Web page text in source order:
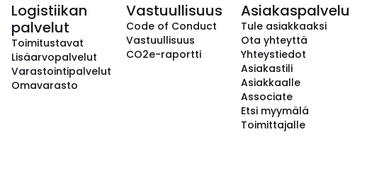
Logistiikan
palvelut
Toimitustavat
Lisäarvopalvelut
Varastointipalvelut
Omavarasto
Vastuullisuus
Code of Conduct
Vastuullisuus
CO2e-raportti
Asiakaspalvelu
Tule asiakkaaksi
Ota yhteyttä
Yhteystiedot
Asiakastili
Asiakkaalle
Associate
Etsi myymälä
Toimittajalle